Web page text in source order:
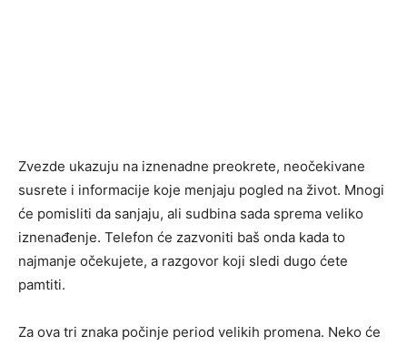
Zvezde ukazuju na iznenadne preokrete, neočekivane
susrete i informacije koje menjaju pogled na život. Mnogi
će pomisliti da sanjaju, ali sudbina sada sprema veliko
iznenađenje. Telefon će zazvoniti baš onda kada to
najmanje očekujete, a razgovor koji sledi dugo ćete
pamtiti.
Za ova tri znaka počinje period velikih promena. Neko će